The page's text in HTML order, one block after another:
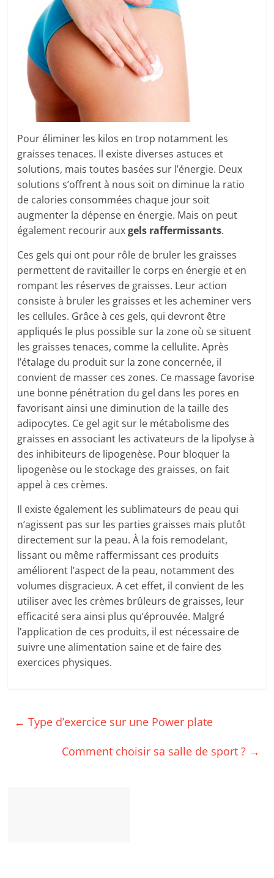
Pour éliminer les kilos en trop notamment les
graisses tenaces. Il existe diverses astuces et
solutions, mais toutes basées sur l’énergie. Deux
solutions s’offrent à nous soit on diminue la ratio
de calories consommées chaque jour soit
augmenter la dépense en énergie. Mais on peut
également recourir auxgels raffermissants.
Ces gels qui ont pour rôle de bruler les graisses
permettent de ravitailler le corps en énergie et en
rompant les réserves de graisses. Leur action
consiste à bruler les graisses et les acheminer vers
les cellules. Grâce à ces gels, qui devront être
appliqués le plus possible sur la zone où se situent
les graisses tenaces, comme la cellulite. Après
l’étalage du produit sur la zone concernée, il
convient de masser ces zones. Ce massage favorise
une bonne pénétration du gel dans les pores en
favorisant ainsi une diminution de la taille des
adipocytes. Ce gel agit sur le métabolisme des
graisses en associant les activateurs de la lipolyse à
des inhibiteurs de lipogenèse. Pour bloquer la
lipogenèse ou le stockage des graisses, on fait
appel à ces crèmes.
Il existe également les sublimateurs de peau qui
n’agissent pas sur les parties graisses mais plutôt
directement sur la peau. À la fois remodelant,
lissant ou même raffermissant ces produits
améliorent l’aspect de la peau, notamment des
volumes disgracieux. A cet effet, il convient de les
utiliser avec les crèmes brûleurs de graisses, leur
efficacité sera ainsi plus qu’éprouvée. Malgré
l’application de ces produits, il est nécessaire de
suivre une alimentation saine et de faire des
exercices physiques.
← Type d’exercice sur une Power plate
Comment choisir sa salle de sport ? →